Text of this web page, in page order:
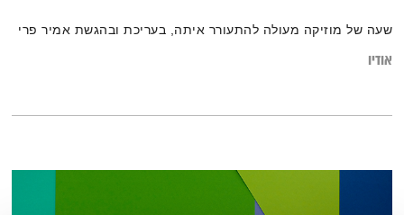
שעה של מוזיקה מעולה להתעורר איתה, בעריכת ובהגשת אמיר פרי
אודיו